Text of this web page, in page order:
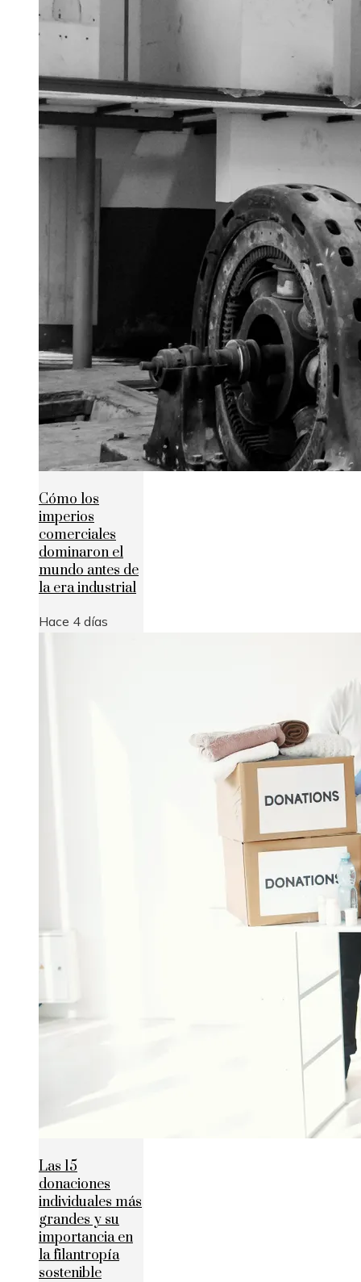
Cómo los
imperios
comerciales
dominaron el
mundo antes de
la era industrial
Hace 4 días
Las 15
donaciones
individuales más
grandes y su
importancia en
la filantropía
sostenible